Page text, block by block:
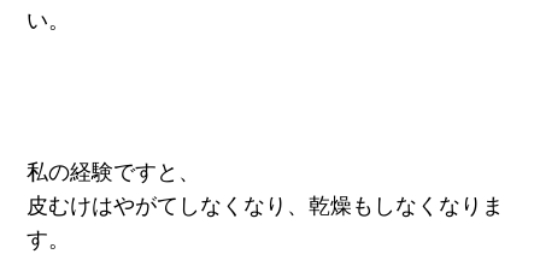
い。
私の経験ですと、
皮むけはやがてしなくなり、乾燥もしなくなりま
す。